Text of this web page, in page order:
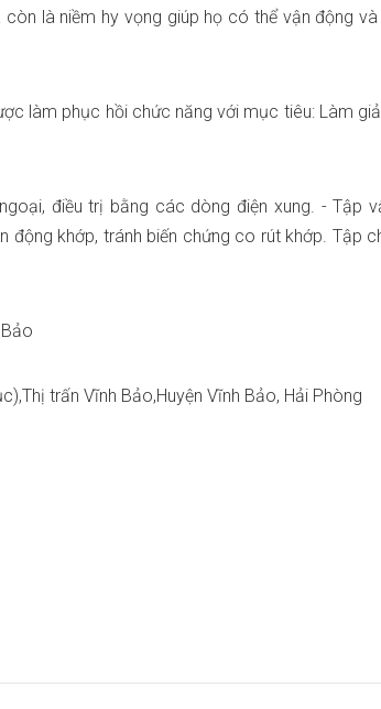
là niềm hy vọng giúp họ có thể vận động
làm phục hồi chức năng với mục tiêu: Làm
điều trị bằng các dòng điện xung. ‎‎- Tập
động khớp, tránh biến chứng co rút khớp. Tập
trấn Vĩnh Bảo,Huyện Vĩnh Bảo, Hải Phòng